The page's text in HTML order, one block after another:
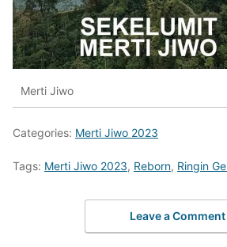
Merti Jiwo
Categories: Merti Jiwo 2023
Tags: Merti Jiwo 2023, Reborn, Ringin
Leave a Comment